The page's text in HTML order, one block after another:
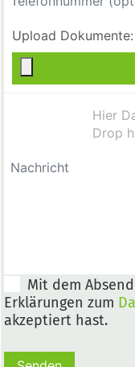
Mit dem
Erklärungen zum
akzeptiert hast.